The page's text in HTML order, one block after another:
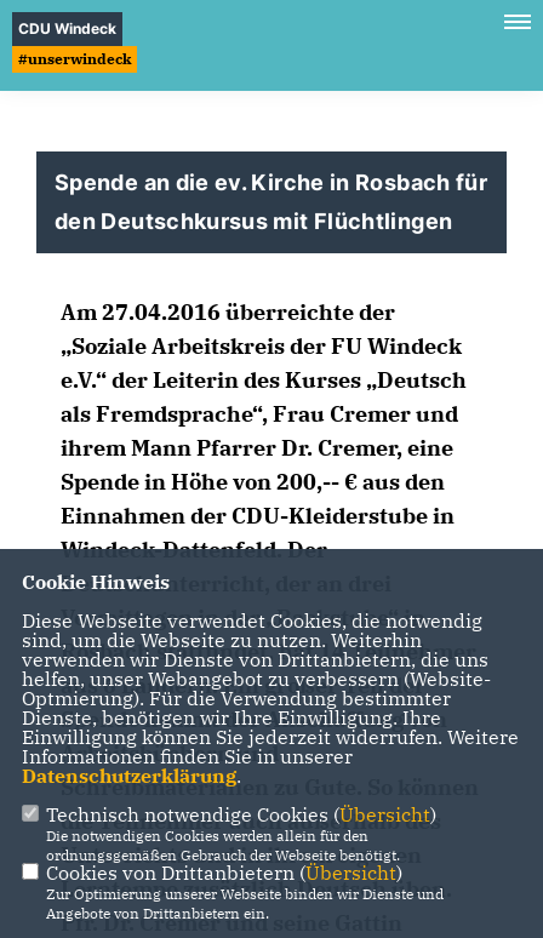
CDU Windeck
#unserwindeck
Spende an die ev. Kirche in Rosbach für
den Deutschkursus mit Flüchtlingen
Am 27.04.2016 überreichte der
Soziale Arbeitskreis der FU Windeck
e.V.“ der Leiterin des Kurses „Deutsch
als Fremdsprache“, Frau Cremer und
ihrem Mann Pfarrer Dr. Cremer, eine
Spende in Höhe von 200,-- € aus den
Einnahmen der CDU-Kleiderstube in
Windeck-Dattenfeld. Der
Deutschunterricht, der an drei
Vormittagen in der „Backstube“ in
Rosbach stattfindet, hat 14 Teilnehmer
aus 6 Ländern. Ein großer Teil der
Spende kommt der Anschaffung von
Arbeitsbüchern und
Schreibmaterialien zu Gute. So können
die Teilnehmer auch außerhalb des
Unterrichts und in ihrem eigenen
Lerntempo zusätzlich Deutsch üben.
Pfr. Dr. Cremer und seine Gattin
Cookie Hinweis
Diese Webseite verwendet Cookies, die notwendig
sind, um die Webseite zu nutzen. Weiterhin
verwenden wir Dienste von Drittanbietern, die uns
helfen, unser Webangebot zu verbessern (Website-
Optmierung). Für die Verwendung bestimmter
Dienste, benötigen wir Ihre Einwilligung. Ihre
Einwilligung können Sie jederzeit widerrufen. Weitere
Informationen finden Sie in unserer
Datenschutzerklärung.
Technisch notwendige Cookies (Übersicht)
Die notwendigen Cookies werden allein für den
ordnungsgemäßen Gebrauch der Webseite benötigt.
Cookies von Drittanbietern (Übersicht)
Zur Optimierung unserer Webseite binden wir Dienste und
Angebote von Drittanbietern ein.